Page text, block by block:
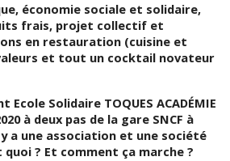
économie sociale et solidaire,
frais, projet collectif et
en restauration (cuisine et
et tout un cocktail novateur
Solidaire TOQUES ACADÉMIE
à deux pas de la gare SNCF à
a une association et une société
? Et comment ça marche ?